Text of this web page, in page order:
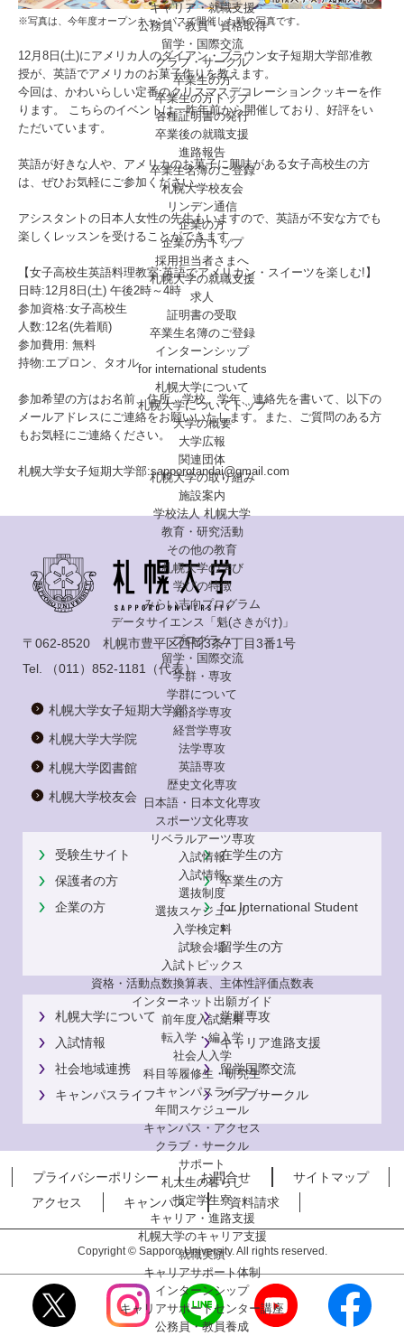
キャリア・就職支援
公務員・教員・資格取得
留学・国際交流
クラブ・サークル
卒業生の方
卒業生の方トップ
各種証明書の発行
卒業後の就職支援
進路報告
卒業生名簿のご登録
札幌大学校友会
リンデン通信
企業の方
企業の方トップ
採用担当者さまへ
札幌大学の就職支援
求人
証明書の受取
卒業生名簿のご登録
インターンシップ
for international students
札幌大学について
札幌大学についてトップ
大学の概要
大学広報
関連団体
札幌大学の取り組み
施設案内
学校法人 札幌大学
教育・研究活動
その他の教育
札幌大学の学び
学びの特徴
みらい志向プログラム
データサイエンス「魁(さきがけ)」
プログラム
留学・国際交流
学群・専攻
学群について
経済学専攻
経営学専攻
法学専攻
英語専攻
歴史文化専攻
日本語・日本文化専攻
スポーツ文化専攻
リベラルアーツ専攻
入試情報
入試情報
選抜制度
選抜スケジュール
入学検定料
試験会場
入試トピックス
資格・活動点数換算表、主体性評価点数表
インターネット出願ガイド
前年度入試結果
転入学・編入学
社会人入学
科目等履修生・研究生
キャンパスライフ
年間スケジュール
キャンパス・アクセス
クラブ・サークル
サポート
札大生の暮らし
指定学生寮
キャリア・進路支援
札幌大学のキャリア支援
就職実績
キャリアサポート体制
インターンシップ
キャリアサポートセンター講座
公務員・教員養成
※写真は、今年度オープンキャンパスで開催した時の写真です。
12月8日(土)にアメリカ人のダイアン・ブラウン女子短期大学部准教
授が、英語でアメリカのお菓子作りを教えます。
今回は、かわいらしい定番のクリスマスデコレーションクッキーを作
ります。 こちらのイベントは一昨年前から開催しており、好評をい
ただいています。
英語が好きな人や、アメリカのお菓子に興味がある女子高校生の方
は、ぜひお気軽にご参加ください。
アシスタントの日本人女性の先生もいますので、英語が不安な方でも
楽しくレッスンを受けることができます。
【女子高校生英語料理教室:英語でアメリカン・スイーツを楽しむ!】
日時:12月8日(土) 午後2時～4時
参加資格:女子高校生
人数:12名(先着順)
参加費用: 無料
持物:エプロン、タオル
参加希望の方はお名前、住所、学校、学年、連絡先を書いて、以下の
メールアドレスにご連絡をお願いいたします。また、ご質問のある方
もお気軽にご連絡ください。
札幌大学女子短期大学部:sapporotandai@gmail.com
〒062-8520 札幌市豊平区西岡3条7丁目3番1号
Tel.
（011）852-1181 （代表）
札幌大学女子短期大学部
札幌大学大学院
札幌大学図書館
札幌大学校友会
受験生サイト
在学生の方
保護者の方
卒業生の方
企業の方
for International Student
s
留学生の方
札幌大学について
学群専攻
入試情報
キャリア進路支援
社会地域連携
留学国際交流
キャンパスライフ
クラブサークル
プライバシーポリシー お問合せ
サイトマップ
アクセス
キャンパス 資料請求
Copyright © Sapporo University. All rights reserved.